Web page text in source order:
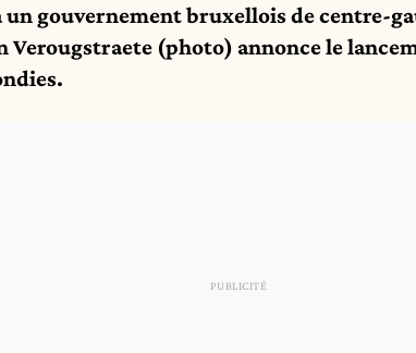
gouvernement bruxellois de centre-
Verougstraete (photo) annonce le